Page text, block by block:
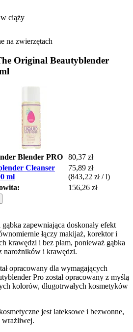
ciąży
na zwierzętach
Original Beautyblender
Blender PRO
80,37 zł
Cleanser
ml
75,89 zł
(843,22 zł / l)
156,26 zł
zapewniająca doskonały efekt
łączy makijaż, korektor i
krawędzi i bez plam, ponieważ gąbka
narożników i krawędzi.
opracowany dla wymagających
Pro został opracowany z myślą
kolorów, długotrwałych kosmetyków
jest lateksowe i bezwonne,
wrażliwej.